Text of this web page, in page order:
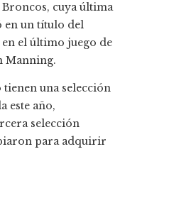
cuya última
en un título del
en el último juego de
Manning.
una selección
este año,
selección
para adquirir